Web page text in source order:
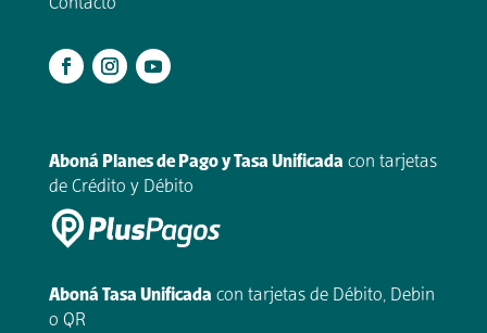
Aboná Planes de Pago y Tasa Unificada con tarjetas
de Crédito y Débito
Aboná Tasa Unificada con tarjetas de Débito, Debin
o QR